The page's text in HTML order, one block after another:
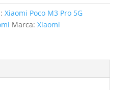
Xiaomi Poco M3 Pro 5G
Marca: Xiaomi